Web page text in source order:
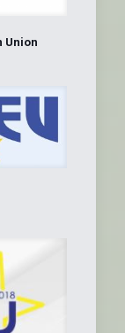
Union